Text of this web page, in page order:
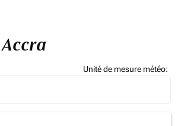
Accra
Unité de mesure météo: